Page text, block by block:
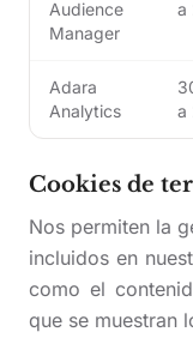
Audience
Manager
a
Adara
Analytics
a
Cookies de
Nos permiten la
incluidos en
como el
que se muestran